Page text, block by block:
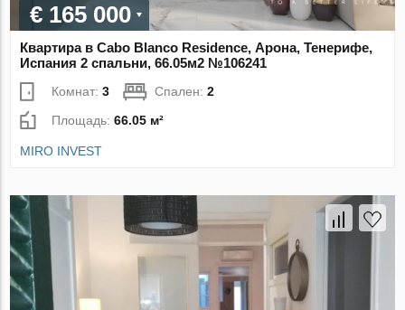
€ 165 000
Квартира в Cabo Blanco Residence, Арона, Тенерифе,
Испания 2 спальни, 66.05м2 №106241
Комнат:3 Спален:2
Площадь:66.05 м²
MIRO INVEST